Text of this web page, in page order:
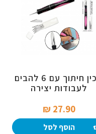
סכין חיתוך עם 6 להבים
לעבודות יצירה
27.90 ₪‎
הוסף לסל